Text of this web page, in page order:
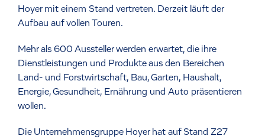
Hoyer mit einem Stand vertreten. Derzeit läuft der
Aufbau auf vollen Touren.
Mehr als 600 Aussteller werden erwartet, die ihre
Dienstleistungen und Produkte aus den Bereichen
Land- und Forstwirtschaft, Bau, Garten, Haushalt,
Energie, Gesundheit, Ernährung und Auto präsentieren
wollen.
Die Unternehmensgruppe Hoyer hat auf Stand Z27